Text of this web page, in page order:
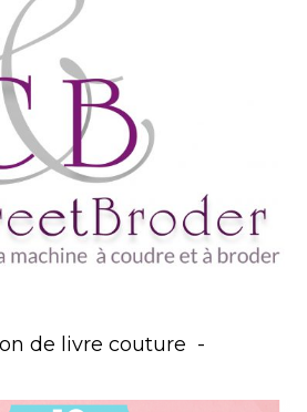
de livre couture